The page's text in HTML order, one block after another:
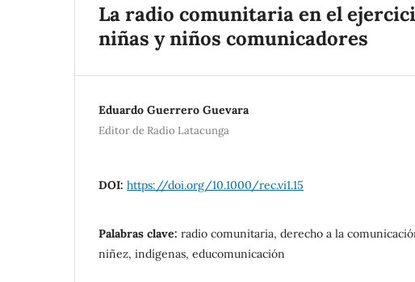
La radio comunitaria en el
niñas y niños comunicadores
Eduardo Guerrero Guevara
Editor de Radio Latacunga
DOI: https://doi.org/10.1000/rec.vi1.15
Palabras clave: radio comunitaria, derecho a la
niñez, indígenas, educomunicación